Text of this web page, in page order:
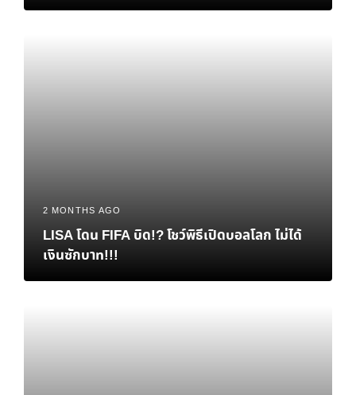
2 MONTHS AGO
LISA โดน FIFA บิด!? โชว์พิธีเปิดบอลโลก ไม่ได้
เงินซักบาท!!!